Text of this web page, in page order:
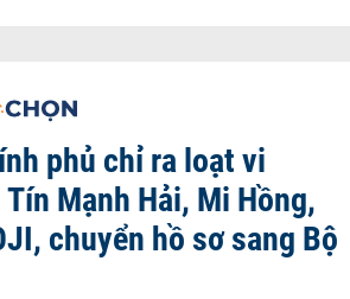
phủ chỉ ra loạt vi
Mạnh Hải, Mi Hồng,
chuyển hồ sơ sang Bộ